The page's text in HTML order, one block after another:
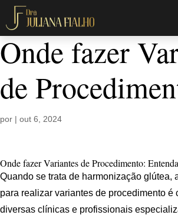
Onde fazer
de
por | out 6, 2024
Onde fazer Variantes de Procedimento:
Quando se trata de harmonização glútea,
para realizar variantes de procedimento é
diversas clínicas e profissionais